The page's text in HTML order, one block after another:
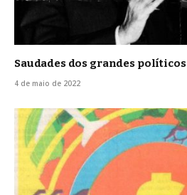
Saudades dos grandes políticos
4 de maio de 2022